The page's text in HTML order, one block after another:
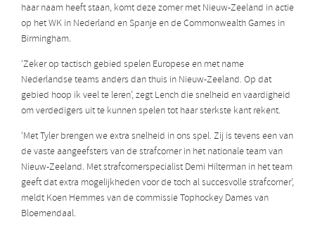
haar naam heeft staan, komt deze zomer met Nieuw-Zeeland in actie
op het WK in Nederland en Spanje en de Commonwealth Games in
Birmingham.
‘Zeker op tactisch gebied spelen Europese en met name
Nederlandse teams anders dan thuis in Nieuw-Zeeland. Op dat
gebied hoop ik veel te leren’, zegt Lench die snelheid en vaardigheid
om verdedigers uit te kunnen spelen tot haar sterkste kant rekent.
‘Met Tyler brengen we extra snelheid in ons spel. Zij is tevens een van
de vaste aangeefsters van de strafcorner in het nationale team van
Nieuw-Zeeland. Met strafcornerspecialist Demi Hilterman in het team
geeft dat extra mogelijkheden voor de toch al succesvolle strafcorner’,
meldt Koen Hemmes van de commissie Tophockey Dames van
Bloemendaal.